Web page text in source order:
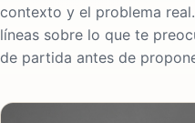
contexto y el problema
líneas sobre lo que te
de partida antes de